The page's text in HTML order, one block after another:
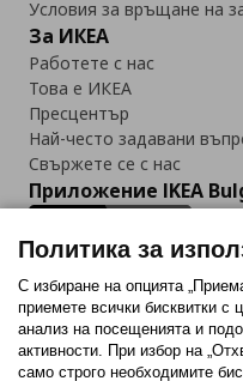
Условия за връщане на
За ИКЕА
Работете с нас
Това е ИКЕА
Пресцентър
Най-често задавани
Свържете се с нас
Приложение IKEA
Последвайте ни:
FacebookTwitterYoutube
Политика за
С избиране на опцията
приемете всички бисквитки с
анализ на посещенията и
активности. При избор на
само строго необходимитe